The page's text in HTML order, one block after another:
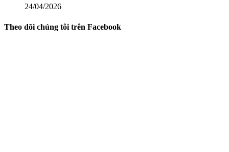
24/04/2026
Theo dõi chúng tôi trên Facebook